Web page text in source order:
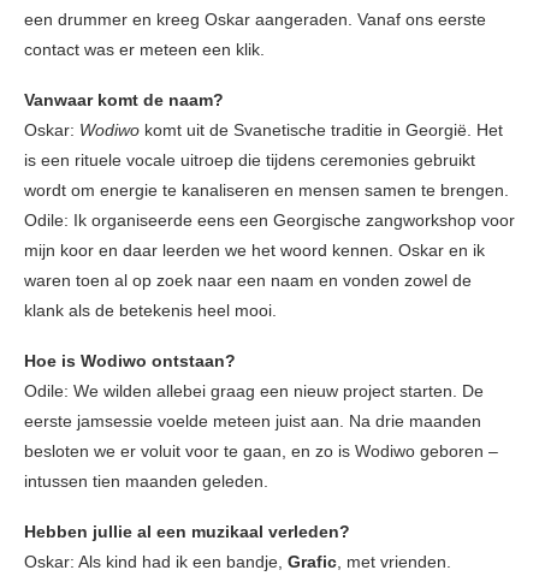
een drummer en kreeg Oskar aangeraden. Vanaf ons eerste
contact was er meteen een klik.
Vanwaar komt de naam?
Oskar: Wodiwo komt uit de Svanetische traditie in Georgië. Het
is een rituele vocale uitroep die tijdens ceremonies gebruikt
wordt om energie te kanaliseren en mensen samen te brengen.
Odile: Ik organiseerde eens een Georgische zangworkshop voor
mijn koor en daar leerden we het woord kennen. Oskar en ik
waren toen al op zoek naar een naam en vonden zowel de
klank als de betekenis heel mooi.
Hoe is Wodiwo ontstaan?
Odile: We wilden allebei graag een nieuw project starten. De
eerste jamsessie voelde meteen juist aan. Na drie maanden
besloten we er voluit voor te gaan, en zo is Wodiwo geboren –
intussen tien maanden geleden.
Hebben jullie al een muzikaal verleden?
Oskar: Als kind had ik een bandje, Grafic , met vrienden.